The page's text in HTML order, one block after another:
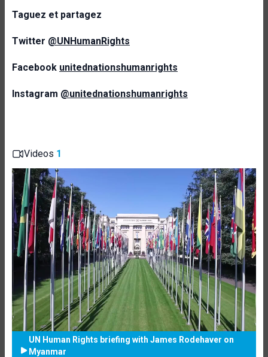
Taguez et partagez
Twitter @UNHumanRights
Facebook unitednationshumanrights
Instagram @unitednationshumanrights
Videos 1
UN Human Rights briefing with James Rodehaver on
Myanmar